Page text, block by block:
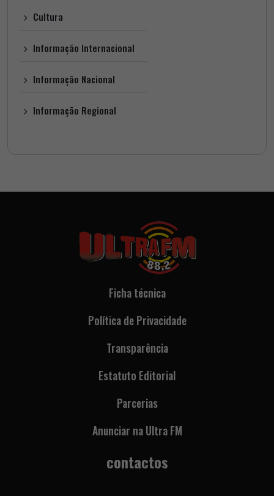
Cultura
Informação Internacional
Informação Nacional
Informação Regional
Ficha técnica
Política de Privacidade
Transparência
Estatuto Editorial
Parcerias
Anunciar na Ultra FM
contactos